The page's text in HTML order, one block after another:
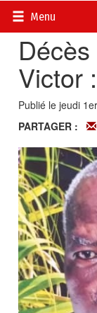
Menu
Accueil>
Victor
Publié le jeudi
PARTAGER :